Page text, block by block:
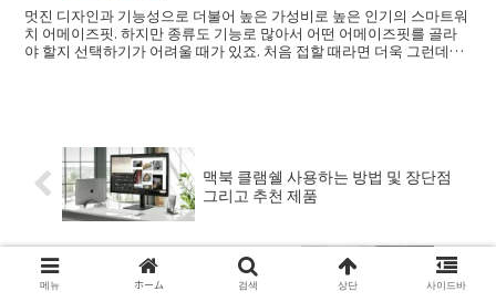
멋진 디자인과 기능성으로 더불어 높은 가성비로 높은 인기의 스마트워
치 어메이즈핏. 하지만 종류도 기능로 많아서 어떤 어메이즈핏를 골라
야 할지 선택하기가 어려울 때가 있죠. 처음 접할 때라면 더욱 그런데요.
맥북 클램쉘 사용하는 방법 및 장단점
그리고 추천 제품
[2022년] 액션 카메라 선택 방법 및 추
천제품 베스트11
메뉴 ホーム 검색 상단 사이드바